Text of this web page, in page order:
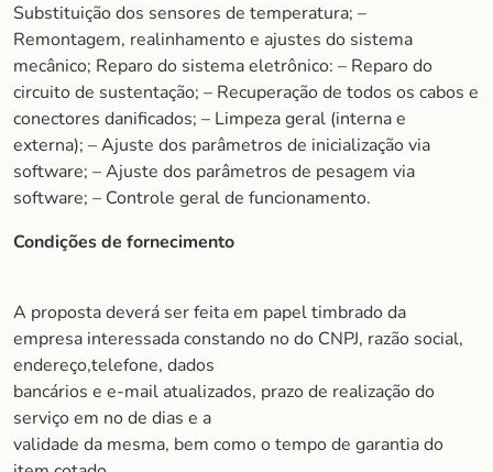
Substituição dos sensores de temperatura; –
Remontagem, realinhamento e ajustes do sistema
mecânico; Reparo do sistema eletrônico: – Reparo do
circuito de sustentação; – Recuperação de todos os cabos e
conectores danificados; – Limpeza geral (interna e
externa); – Ajuste dos parâmetros de inicialização via
software; – Ajuste dos parâmetros de pesagem via
software; – Controle geral de funcionamento.
Condições de fornecimento
A proposta deverá ser feita em papel timbrado da
empresa interessada constando no do CNPJ, razão social,
endereço,telefone, dados
bancários e e-mail atualizados, prazo de realização do
serviço em no de dias e a
validade da mesma, bem como o tempo de garantia do